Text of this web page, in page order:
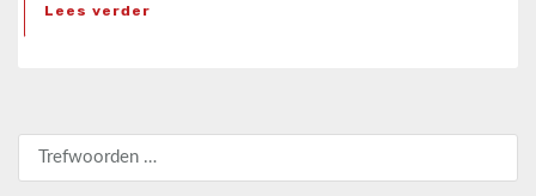
Lees verder